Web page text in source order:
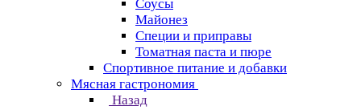
Соусы
Майонез
Специи и приправы
Томатная паста и пюре
Спортивное питание и добавки
Мясная гастрономия
Назад